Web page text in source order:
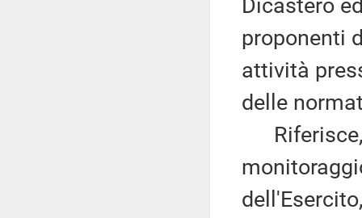
Dicastero
proponenti
attività
delle
Riferisce,